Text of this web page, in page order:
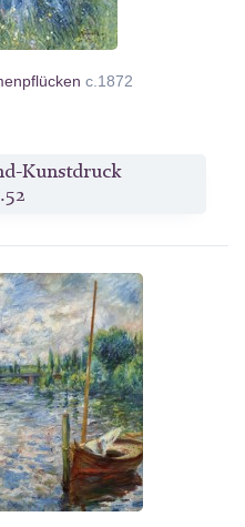
c.1872
Kunstdruck